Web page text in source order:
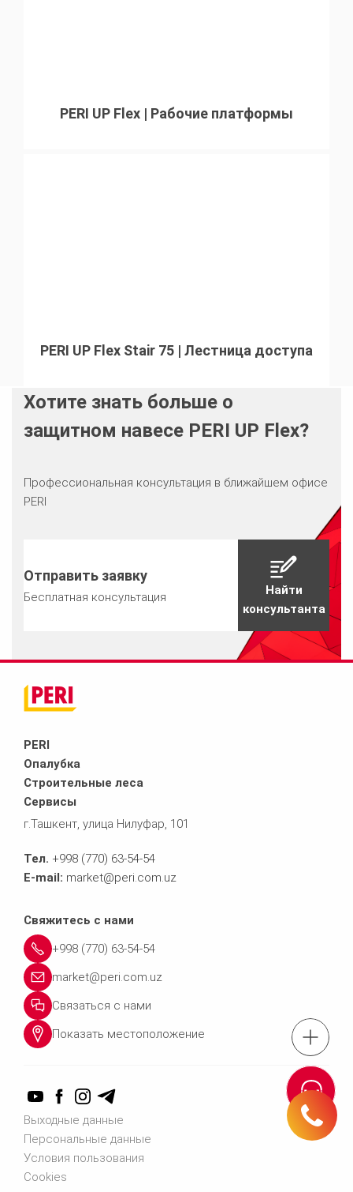
Тел.: +998 (770)
Связаться
PERI UP Flex | Рабочие платформы
PERI UP Flex Stair 75 | Лестница доступа
Хотите знать больше о
защитном навесе PERI UP Flex?
Профессиональная консультация в ближайшем офисе
PERI
Отправить заявку
Бесплатная консультация
Найти
консультанта
PERI
Опалубка
Строительные леса
Сервисы
г.Ташкент, улица Нилуфар, 101
Тел. +998 (770) 63-54-54
E-mail: market@peri.com.uz
Свяжитесь с нами
+998 (770) 63-54-54
market@peri.com.uz
Связаться с нами
Показать местоположение
Выходные данные
Персональные данные
Условия пользования
Cookies